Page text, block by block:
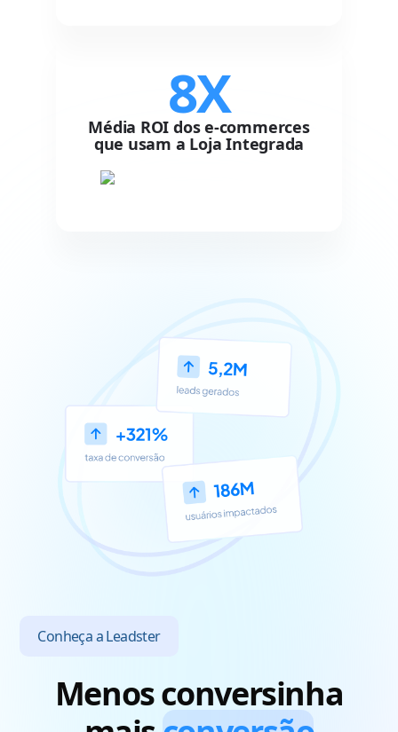
8X
Média ROI dos e-commerces
que usam a Loja Integrada
Conheça a Leadster
Menos conversinha